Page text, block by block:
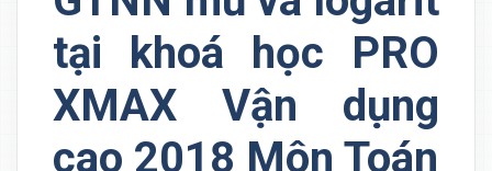
tại khoá học PRO
XMAX Vận dụng
cao 2018 Môn Toán